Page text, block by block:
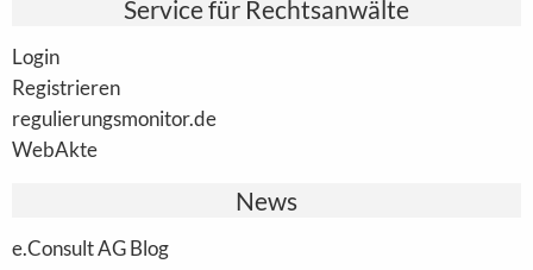
Service für Rechtsanwälte
Login
Registrieren
regulierungsmonitor.de
WebAkte
News
e.Consult AG Blog